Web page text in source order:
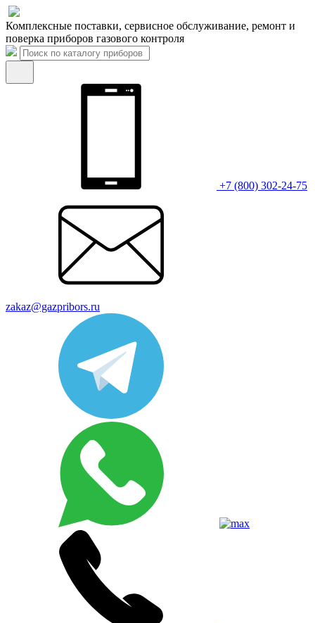
Комплексные поставки, сервисное обслуживание, ремонт и
поверка приборов газового контроля
+7 (800) 302-24-75
zakaz@gazpribors.ru